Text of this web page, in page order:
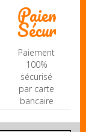
Paiement
Sécurisé
Paiement
100%
sécurisé
par carte
bancaire
(Mastercard,
Visa, ...) et